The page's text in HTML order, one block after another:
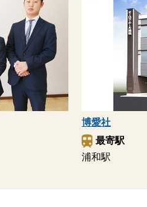
博愛社
最寄駅
浦和駅